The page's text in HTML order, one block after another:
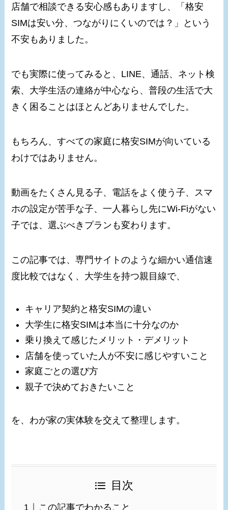
店舗で相談できる安心感もありますし、「格安
SIMは安い分、つながりにくいのでは？」という
不安もありました。
でも実際に使ってみると、LINE、通話、ネット検
索、大学生活の連絡が中心なら、普段の生活で大
きく困ることはほとんどありませんでした。
もちろん、すべての家庭に格安SIMが向いている
わけではありません。
動画をたくさん見る子、電話をよく使う子、スマ
ホの設定が苦手な子、一人暮らし先にWi-Fiがない
子では、選ぶべきプランも変わります。
この記事では、専門サイトのような細かい通信速
度比較ではなく、大学生を持つ親目線で、
キャリア契約と格安SIMの違い
大学生に格安SIMは本当に十分なのか
乗り換えて感じたメリット・デメリット
店舗を使っていた人が不安に感じやすいこと
家庭ごとの選び方
親子で決めておきたいこと
を、わが家の実体験を交えて整理します。
目次
この記事でわかること